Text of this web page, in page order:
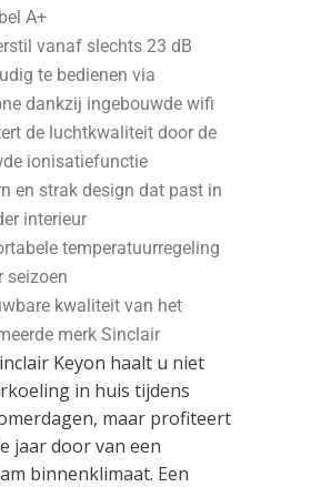
A+
vanaf slechts 23 dB
te bedienen via
dankzij ingebouwde wifi
de luchtkwaliteit door de
ionisatiefunctie
en strak design dat past in
interieur
temperatuurregeling
seizoen
kwaliteit van het
merk Sinclair
Keyon haalt u niet
in huis tijdens
maar profiteert
jaar door van een
binnenklimaat. Een